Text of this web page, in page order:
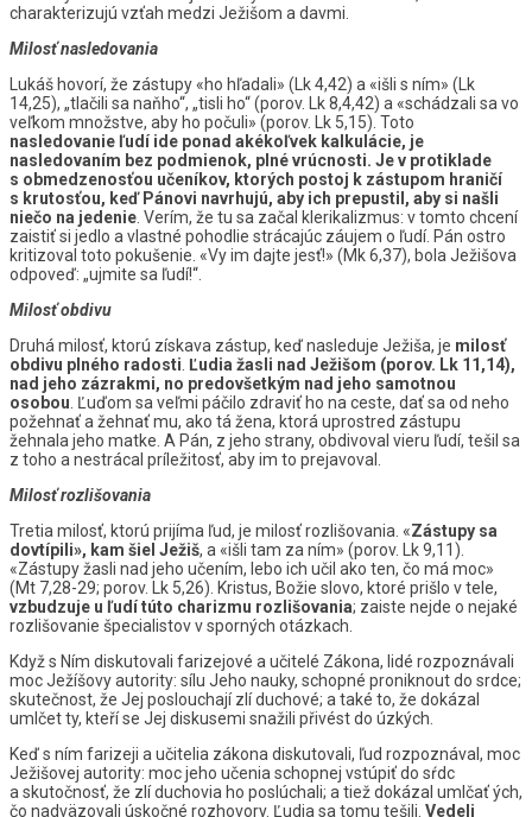
charakterizujú vzťah medzi Ježišom a davmi.
Milosť nasledovania
Lukáš hovorí, že zástupy «ho hľadali» (Lk 4,42) a «išli s ním» (Lk
14,25), „tlačili sa naňho“, „tisli ho“ (porov. Lk 8,4,42) a «schádzali sa vo
veľkom množstve, aby ho počuli» (porov. Lk 5,15). Toto
nasledovanie ľudí ide ponad akékoľvek kalkulácie, je
nasledovaním bez podmienok, plné vrúcnosti. Je v protiklade
s obmedzenosťou učeníkov, ktorých postoj k zástupom hraničí
s krutosťou, keď Pánovi navrhujú, aby ich prepustil, aby si našli
niečo na jedenie . Verím, že tu sa začal klerikalizmus: v tomto chcení
zaistiť si jedlo a vlastné pohodlie strácajúc záujem o ľudí. Pán ostro
kritizoval toto pokušenie. «Vy im dajte jesť!» (Mk 6,37), bola Ježišova
odpoveď: „ujmite sa ľudí!“.
Milosť obdivu
Druhá milosť, ktorú získava zástup, keď nasleduje Ježiša, je milosť
obdivu plného radosti Ľudia žasli nad Ježišom (porov. Lk 11,14),
nad jeho zázrakmi, no predovšetkým nad jeho samotnou
osobou . Ľuďom sa veľmi páčilo zdraviť ho na ceste, dať sa od neho
požehnať a žehnať mu, ako tá žena, ktorá uprostred zástupu
žehnala jeho matke. A Pán, z jeho strany, obdivoval vieru ľudí, tešil sa
z toho a nestrácal príležitosť, aby im to prejavoval.
Milosť rozlišovania
Tretia milosť, ktorú prijíma ľud, je milosť rozlišovania. «Zástupy sa
dovtípili», kam šiel Ježiš, a «išli tam za ním» (porov. Lk 9,11).
«Zástupy žasli nad jeho učením, lebo ich učil ako ten, čo má moc»
(Mt 7,28-29; porov. Lk 5,26). Kristus, Božie slovo, ktoré prišlo v tele,
vzbudzuje u ľudí túto charizmu rozlišovania; zaiste nejde o nejaké
rozlišovanie špecialistov v sporných otázkach.
Když s Ním diskutovali farizejové a učitelé Zákona, lidé rozpoznávali
moc Ježíšovy autority: sílu Jeho nauky, schopné proniknout do srdce;
skutečnost, že Jej poslouchají zlí duchové; a také to, že dokázal
umlčet ty, kteří se Jej diskusemi snažili přivést do úzkých.
Keď s ním farizeji a učitelia zákona diskutovali, ľud rozpoznával, moc
Ježišovej autority: moc jeho učenia schopnej vstúpiť do sŕdc
a skutočnosť, že zlí duchovia ho poslúchali; a tiež dokázal umlčať ých,
čo nadväzovali úskočné rozhovory. Ľudia sa tomu tešili. Vedeli